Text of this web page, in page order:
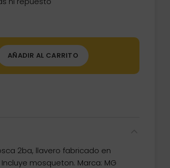
cantidad
AÑADIR AL CARRITO
2ba, llavero fabricado en
mosqueton. Marca: MG